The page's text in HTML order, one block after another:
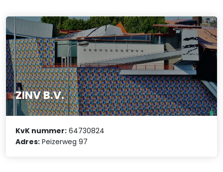
ZINV B.V.
KvK nummer: 64730824
Adres: Peizerweg 97